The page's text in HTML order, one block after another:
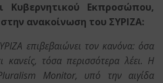
Κυβερνητικού Εκπροσώπου,
ανακοίνωση του ΣΥΡΙΖΑ:
επιβεβαιώνει τον κανόνα: όσα
κανείς, τόσα περισσότερα λέει. Η
Monitor, υπό την αιγίδα